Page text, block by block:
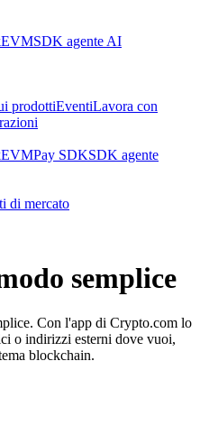
SDK agente AI
prodottiEventiLavora con
Pay SDKSDK agente
di mercato
semplice
Con l'app di Crypto.com lo
o indirizzi esterni dove vuoi,
blockchain.